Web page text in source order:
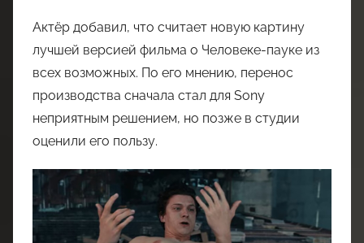
Актёр добавил, что считает новую картину
лучшей версией фильма о Человеке-пауке из
всех возможных. По его мнению, перенос
производства сначала стал для Sony
неприятным решением, но позже в студии
оценили его пользу.